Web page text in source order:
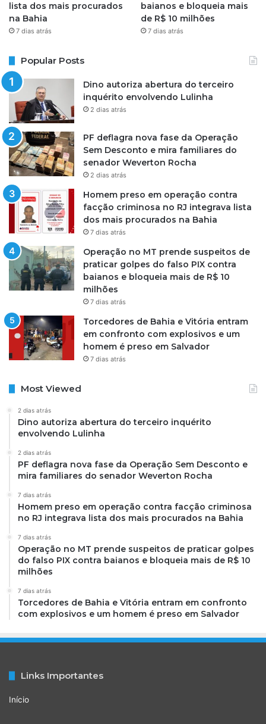
lista dos mais procurados
na Bahia
7 dias atrás
baianos e bloqueia mais
de R$ 10 milhões
7 dias atrás
Popular Posts
Dino autoriza abertura do terceiro
inquérito envolvendo Lulinha
2 dias atrás
PF deflagra nova fase da Operação
Sem Desconto e mira familiares do
senador Weverton Rocha
2 dias atrás
Homem preso em operação contra
facção criminosa no RJ integrava lista
dos mais procurados na Bahia
7 dias atrás
Operação no MT prende suspeitos de
praticar golpes do falso PIX contra
baianos e bloqueia mais de R$ 10
milhões
7 dias atrás
Torcedores de Bahia e Vitória entram
em confronto com explosivos e um
homem é preso em Salvador
7 dias atrás
Most Viewed
2 dias atrás
Dino autoriza abertura do terceiro inquérito
envolvendo Lulinha
2 dias atrás
PF deflagra nova fase da Operação Sem Desconto e
mira familiares do senador Weverton Rocha
7 dias atrás
Homem preso em operação contra facção criminosa
no RJ integrava lista dos mais procurados na Bahia
7 dias atrás
Operação no MT prende suspeitos de praticar golpes
do falso PIX contra baianos e bloqueia mais de R$ 10
milhões
7 dias atrás
Torcedores de Bahia e Vitória entram em confronto
com explosivos e um homem é preso em Salvador
Links Importantes
Início